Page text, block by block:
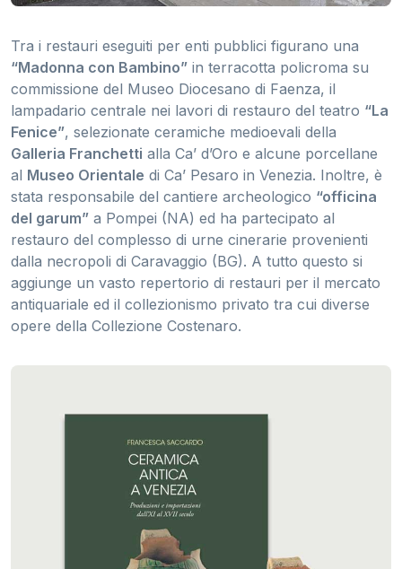
Tra i restauri eseguiti per enti pubblici figurano una
“Madonna con Bambino” in terracotta policroma su
commissione del Museo Diocesano di Faenza, il
lampadario centrale nei lavori di restauro del teatro “La
Fenice”, selezionate ceramiche medioevali della
Galleria Franchetti alla Ca’ d’Oro e alcune porcellane
al Museo Orientale di Ca’ Pesaro in Venezia. Inoltre, è
stata responsabile del cantiere archeologico “officina
del garum” a Pompei (NA) ed ha partecipato al
restauro del complesso di urne cinerarie provenienti
dalla necropoli di Caravaggio (BG). A tutto questo si
aggiunge un vasto repertorio di restauri per il mercato
antiquariale ed il collezionismo privato tra cui diverse
opere della Collezione Costenaro.